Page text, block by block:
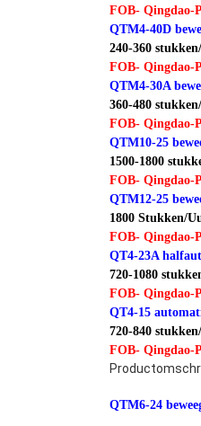
FOB- Qingdao-
QTM4-40D
240-360
FOB- Qingdao-
QTM4-30A
360-480
FOB- Qingdao-
QTM10-25
1500-1800
FOB- Qingdao-
QTM12-25
1800 Stukken/
FOB- Qingdao-
QT4-23A
720-1080
FOB- Qingdao-
QT4-15
720-840
FOB- Qingdao-
QTM6-24